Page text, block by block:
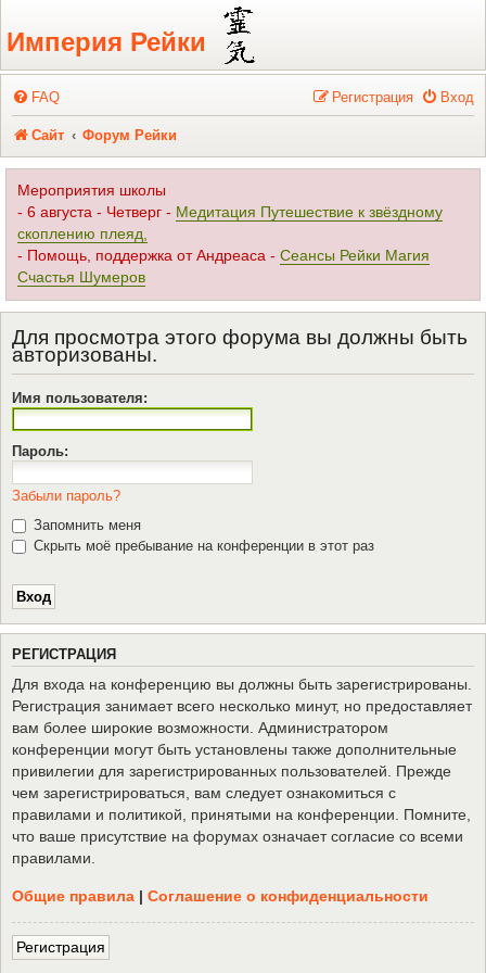
Регистрация
Империя Рейки
FAQ Вход
Регистрация
Сайт Форум Рейки
Мероприятия школы
- 6 августа - Четверг - Медитация Путешествие к звёздному
скоплению плеяд,
- Помощь, поддержка от Андреаса - Сеансы Рейки Магия
Счастья Шумеров
Для просмотра этого форума вы должны быть
авторизованы.
Имя пользователя:
Пароль:
Забыли пароль?
Запомнить меня
Скрыть моё пребывание на конференции в этот раз
РЕГИСТРАЦИЯ
Для входа на конференцию вы должны быть зарегистрированы.
Регистрация занимает всего несколько минут, но предоставляет
вам более широкие возможности. Администратором
конференции могут быть установлены также дополнительные
привилегии для зарегистрированных пользователей. Прежде
чем зарегистрироваться, вам следует ознакомиться с
правилами и политикой, принятыми на конференции. Помните,
что ваше присутствие на форумах означает согласие со всеми
правилами.
Общие правила | Соглашение о конфиденциальности
Регистрация